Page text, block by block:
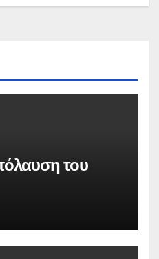
του